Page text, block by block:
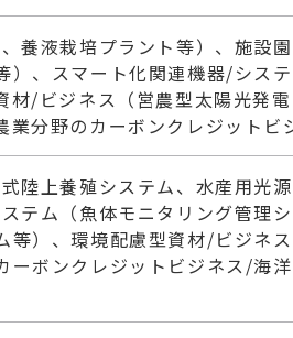
養液栽培プラント等）、施設
、スマート化関連機器/システ
材/ビジネス（営農型太陽光発
業分野のカーボンクレジット
陸上養殖システム、水産用光
テム（魚体モニタリング管理
等）、環境配慮型資材/ビジネ
ーボンクレジットビジネス/海